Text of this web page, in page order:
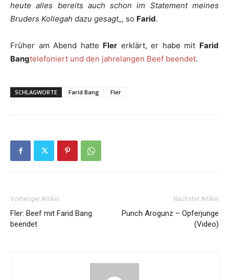
heute alles bereits auch schon im Statement meines
Bruders Kollegah dazu gesagt„, so Farid.
Früher am Abend hatte Fler erklärt, er habe mit Farid
Bangtelefoniert und den jahrelangen Beef beendet.
SCHLAGWORTE Farid Bang Fler
Vorheriger Artikel
Fler: Beef mit Farid Bang
beendet
Nächster Artikel
Punch Arogunz – Opferjunge
(Video)